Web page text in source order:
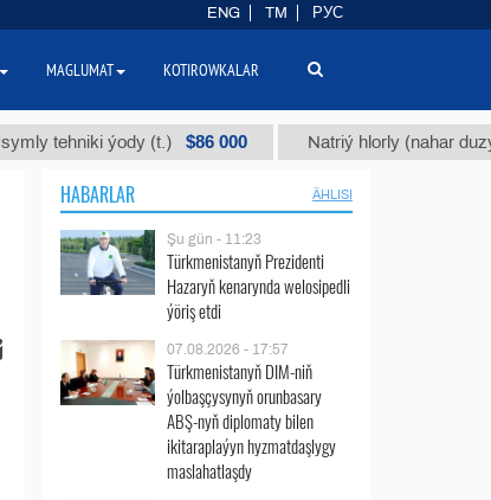
ýody (t.) $86 000 Natriý hlorly (nahar duzy) (t.)
HABARLAR ÄHLISI
Şu gün - 11:23
Türkmenistanyň Prezidenti
Hazaryň kenarynda welosipedli
ýöriş etdi
07.08.2026 - 17:57
Türkmenistanyň DIM-niň
ýolbaşçysynyň orunbasary
ABŞ-nyň diplomaty bilen
ikitaraplaýyn hyzmatdaşlygy
maslahatlaşdy
ENG TM РУС
MAGLUMAT KOTIROWKALAR